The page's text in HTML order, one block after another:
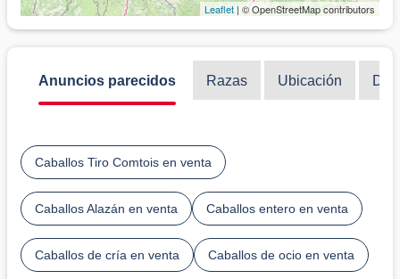
Leaflet | © OpenStreetMap contributors
Anuncios parecidos Razas Ubicación
Caballos Tiro Comtois en venta
Caballos Alazán en venta Caballos entero en venta
Caballos de cría en venta Caballos de ocio en venta